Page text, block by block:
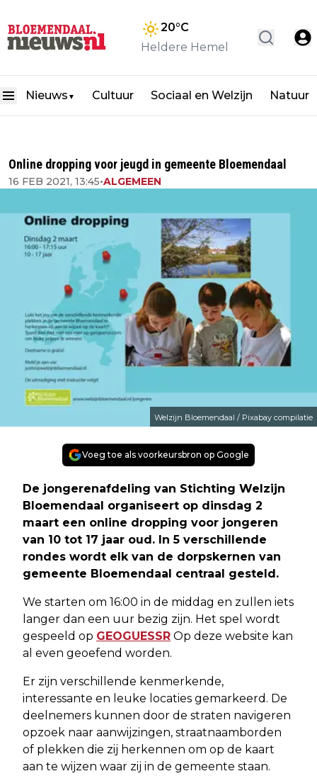
20°C
Heldere Hemel
Nieuws ▼ Cultuur Sociaal en Welzijn Natuur
Online dropping voor jeugd in gemeente Bloemendaal
16 FEB 2021, 13:45•ALGEMEEN
Welzijn Bloemendaal / Pixabay compilatie
Voeg toe als voorkeursbron op Google
De jongerenafdeling van Stichting Welzijn
Bloemendaal organiseert op dinsdag 2
maart een online dropping voor jongeren
van 10 tot 17 jaar oud. In 5 verschillende
rondes wordt elk van de dorpskernen van
gemeente Bloemendaal centraal gesteld.
We starten om 16:00 in de middag en zullen iets
langer dan een uur bezig zijn. Het spel wordt
gespeeld op GEOGUESSR Op deze website kan
al even geoefend worden.
Er zijn verschillende kenmerkende,
interessante en leuke locaties gemarkeerd. De
deelnemers kunnen door de straten navigeren
opzoek naar aanwijzingen, straatnaamborden
of plekken die zij herkennen om op de kaart
aan te wijzen waar zij in de gemeente staan.